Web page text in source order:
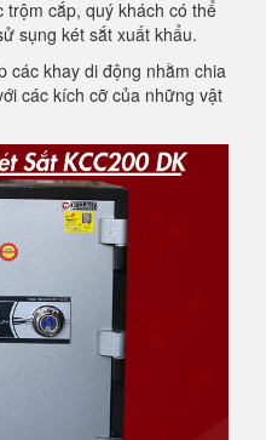
cắp, quý khách có thể
sụng két sắt xuất khẩu.
các khay di động nhằm chia
các kích cỡ của những vật